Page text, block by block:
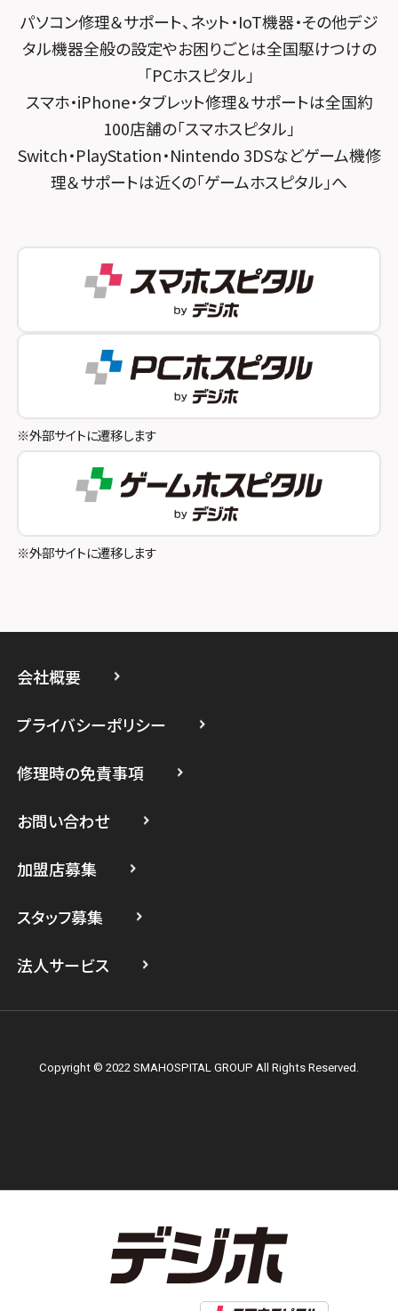
スマホスピタル 大森
スマホスピタル練馬
スマホスピタル 神田
スマホスピタル三軒茶屋
スマホスピタル秋葉原
スマホスピタル 自由が丘
スマホスピタルオリナス錦糸町
スマホスピタル テルル成増
スマホスピタル池袋
スマホスピタル八王子
スマホスピタル町田
スマホスピタル吉祥寺
スマホスピタル立川
スマホスピタル たまプラーザ駅前
スマホスピタル 登戸・向ヶ丘遊園
スマホスピタル 武蔵小杉
スマホスピタル テルル上大岡
スマホスピタル宇治槙島
スマホスピタル烏丸
スマホスピタル 京都宇治
スマホスピタル 福知山
スマホスピタル神戸三宮
スマホスピタル by デジホ 姫路キャスパ
スマホスピタル伊丹
スマホスピタル奈良生駒
スマホスピタル和歌山
パソコン修理＆サポート、ネット・IoT機器・その他デジ
タル機器全般の設定やお困りごとは全国駆けつけの
「PCホスピタル」
スマホ・iPhone・タブレット修理＆サポートは全国約
100店舗の「スマホスピタル」
Switch・PlayStation・Nintendo 3DSなどゲーム機修
理＆サポートは近くの「ゲームホスピタル」へ
※外部サイトに遷移します
※外部サイトに遷移します
会社概要
プライバシーポリシー
修理時の免責事項
お問い合わせ
加盟店募集
スタッフ募集
法人サービス
Copyright © 2022 SMAHOSPITAL GROUP All Rights Reserved.